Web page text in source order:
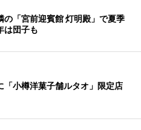
の「宮前迎賓館 灯明殿」で夏季
団子も
「小樽洋菓子舗ルタオ」限定店